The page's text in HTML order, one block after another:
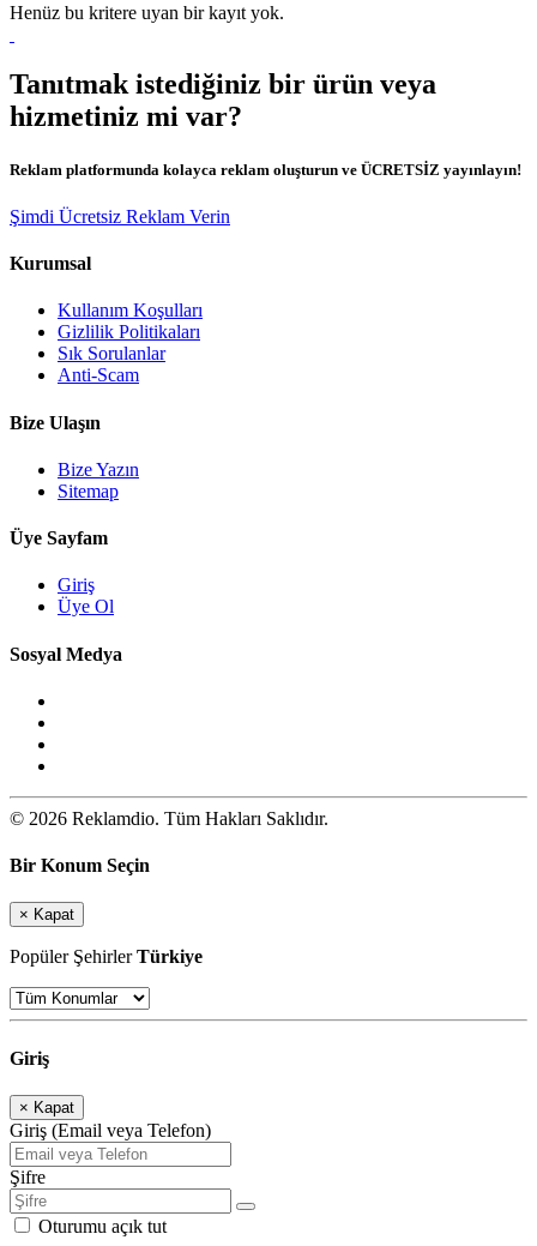
Henüz bu kritere uyan bir kayıt yok.
Tanıtmak istediğiniz bir ürün veya
hizmetiniz mi var?
Reklam platformunda kolayca reklam oluşturun ve ÜCRETSİZ yayınlayın!
Şimdi Ücretsiz Reklam Verin
Kurumsal
Kullanım Koşulları
Gizlilik Politikaları
Sık Sorulanlar
Anti-Scam
Bize Ulaşın
Bize Yazın
Sitemap
Üye Sayfam
Giriş
Üye Ol
Sosyal Medya
© 2026 Reklamdio. Tüm Hakları Saklıdır.
Bir Konum Seçin
× Kapat
Popüler ŞehirlerTürkiye
Giriş
× Kapat
Giriş (Email veya Telefon)
Şifre
Oturumu açık tut